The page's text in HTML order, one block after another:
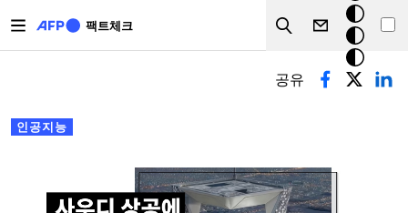
팩트체크
Search
크
모
드
기본탭
인공지능
공유